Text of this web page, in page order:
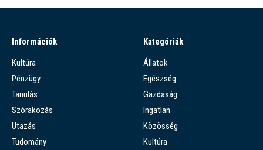
Információk
Kultúra
Pénzügy
Tanulás
Szórakozás
Utazás
Tudomány
Kategóriák
Állatok
Egészség
Gazdaság
Ingatlan
Közösség
Kultúra